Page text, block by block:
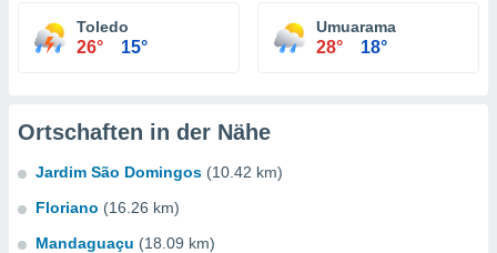
Toledo
26° 15°
Umuarama
28° 18°
Ortschaften in der Nähe
Jardim São Domingos (10.42 km)
Floriano (16.26 km)
Mandaguaçu (18.09 km)